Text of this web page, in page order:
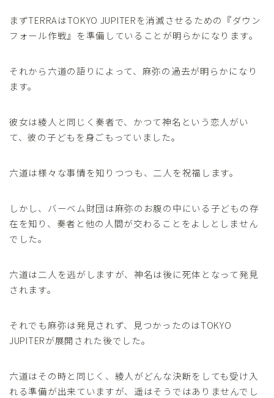
まずTERRAはTOKYO JUPITERを消滅させるための『ダウン
フォール作戦』を準備していることが明らかになります。
それから六道の語りによって、麻弥の過去が明らかになり
ます。
彼女は綾人と同じく奏者で、かつて神名という恋人がい
て、彼の子どもを身ごもっていました。
六道は様々な事情を知りつつも、二人を祝福します。
しかし、バーベム財団は麻弥のお腹の中にいる子どもの存
在を知り、奏者と他の人間が交わることをよしとしません
でした。
六道は二人を逃がしますが、神名は後に死体となって発見
されます。
それでも麻弥は発見されず、見つかったのはTOKYO
JUPITERが展開された後でした。
六道はその時と同じく、綾人がどんな決断をしても受け入
れる準備が出来ていますが、遥はそうではありませんでし